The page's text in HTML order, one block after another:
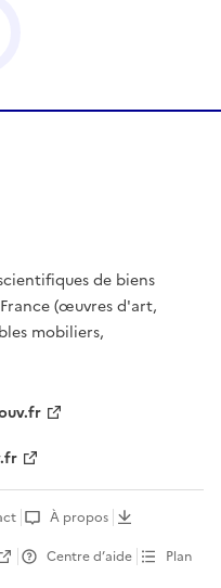
de biens
(œuvres d'art,
mobiliers,
À propos
Centre d’aide
Plan